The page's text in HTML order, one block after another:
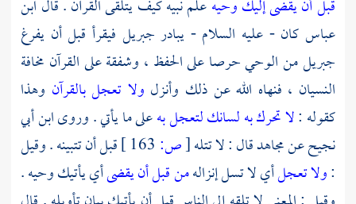
قبل أن يقضى إليك وحيهعلم نبيه كيف يتلقى القرآن . قال ابن
عباس كان - عليه السلام - يبادر جبريل فيقرأ قبل أن يفرغ
جبريلمن الوحي حرصا على الحفظ ، وشفقة على القرآن مخافة
النسيان ، فنهاه الله عن ذلك وأنزل ولا تعجل بالقرآن وهذا
كقوله :لا تحرك به لسانك لتعجل بهعلى ما يأتي . وروىابن أبي
نجيحعنمجاهدقال : لا تتله[ص:
قبل أن تتبينه . وقيل
:ولا تعجلأي لا تسل إنزالهمن قبل أن يقضىأي يأتيك وحيه .